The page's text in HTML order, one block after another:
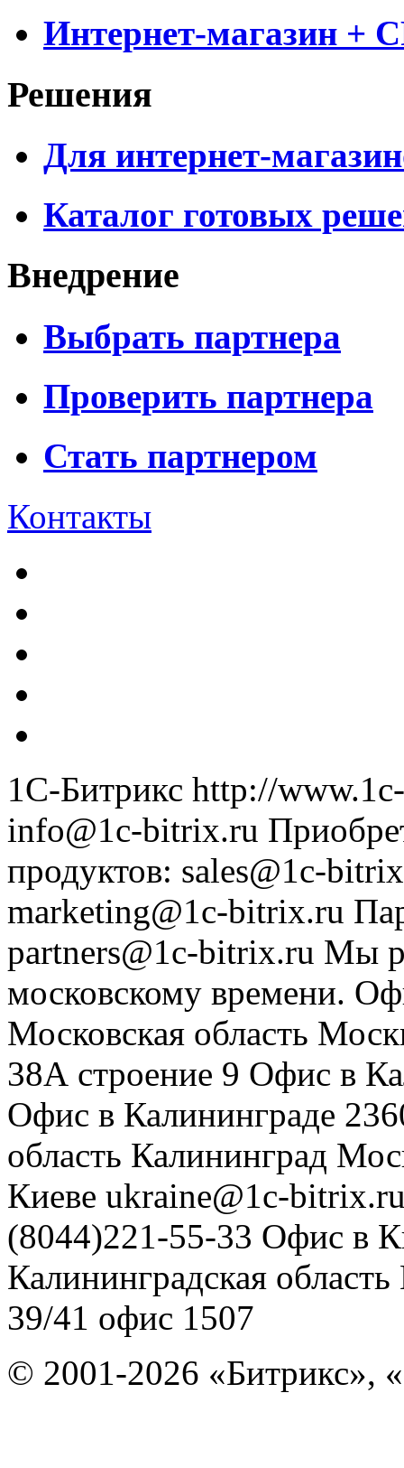
Интернет-магазин +
Решения
Для интернет-
Каталог готовых
Внедрение
Выбрать партнера
Проверить партнера
Стать партнером
Контакты
1С-Битрикс http://
info@1c-bitrix.ru
продуктов: sales@1c-
marketing@1c-bitrix.ru
partners@1c-bitrix.ru Мы
московскому времени.
Московская область
38А строение 9 Офис в
Офис в Калининграде
область Калининград
Киеве ukraine@1c-
(8044)221-55-33 Офис в
Калининградская область
39/41 офис 1507
© 2001-2026 «Битрикс»,